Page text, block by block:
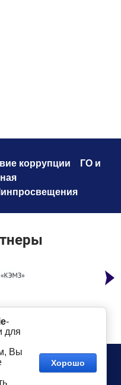
коррупции
ГО и
19
Сайт создан в:
megagroup.ru
-
для
Вы
Хорошо